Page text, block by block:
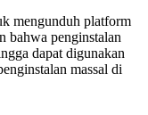
mengunduh platform
bahwa penginstalan
dapat digunakan
massal di